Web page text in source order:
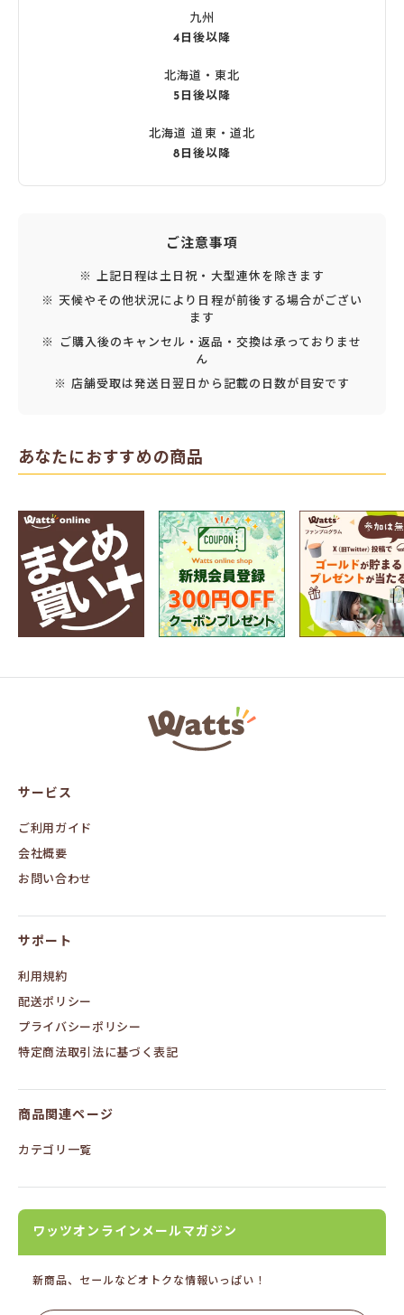
九州
4日後以降
北海道・東北
5日後以降
北海道 道東・道北
8日後以降
ご注意事項
※ 上記日程は土日祝・大型連休を除きます
※ 天候やその他状況により日程が前後する場合がござい
ます
※ ご購入後のキャンセル・返品・交換は承っておりませ
ん
※ 店舗受取は発送日翌日から記載の日数が目安です
あなたにおすすめの商品
ワ
ッ
サービス
ご利用ガイド
会社概要
お問い合わせ
サポート
利用規約
配送ポリシー
プライバシーポリシー
特定商法取引法に基づく表記
商品関連ページ
カテゴリ一覧
ワッツオンラインメールマガジン
新商品、セールなどオトクな情報いっぱい！